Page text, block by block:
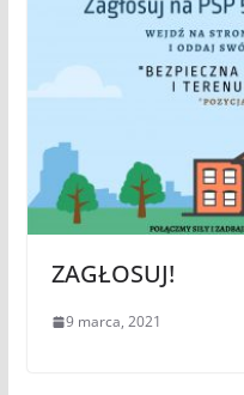
ZAGŁOSUJ!
9 marca, 2021